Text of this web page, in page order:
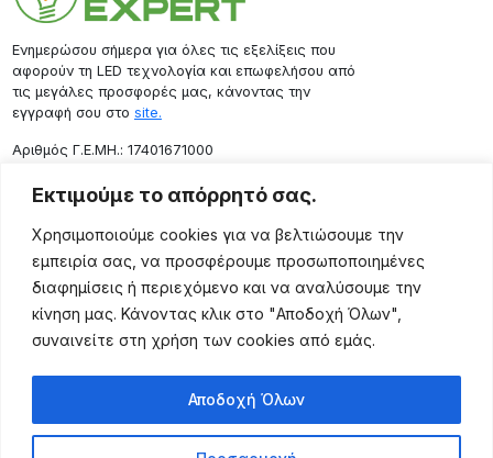
Εκτιμούμε το απόρρητό σας.
Χρησιμοποιούμε cookies για να βελτιώσουμε την
εμπειρία σας, να προσφέρουμε προσωποποιημένες
διαφημίσεις ή περιεχόμενο και να αναλύσουμε την
κίνηση μας. Κάνοντας κλικ στο "Αποδοχή Όλων",
συναινείτε στη χρήση των cookies από εμάς.
Αποδοχή Όλων
Ενημερώσου σήμερα για όλες τις εξελίξεις που
αφορούν τη LED τεχνολογία και επωφελήσου από
τις μεγάλες προσφορές μας, κάνοντας την
εγγραφή σου στο site.
Aριθμός Γ.Ε.ΜΗ.: 17401671000
Επικοινωνία
Ρόδου 133, Αθήνα 10443
(+30) 211 725 5427
sales@lightingexpert.gr
Χρήσιμες Σελίδες
Προϊόντα